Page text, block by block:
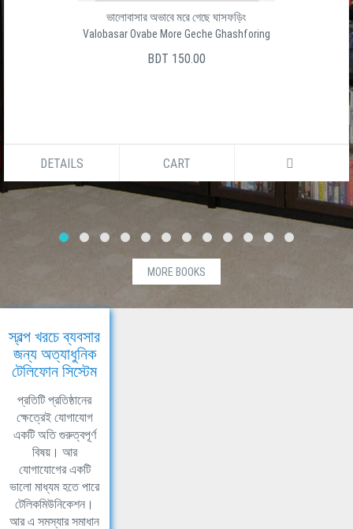
ভালোবাসার অভাবে মরে গেছে ঘাসফড়িং
Valobasar Ovabe More Geche Ghashforing
BDT 150.00
DETAILS CART
MORE BOOKS
স্বল্প খরচে ব্যবসার
জন্য অত্যাধুনিক
টেলিফোন সিস্টেম
প্রতিটি প্রতিষ্ঠানের
ক্ষেত্রেই যোগাযোগ
একটি অতি গুরুত্বপূর্ণ
বিষয়। আর
যোগাযোগের একটি
ভালো মাধ্যম হতে পারে
টেলিকমিউনিকেশন।
আর এ সমস্যার সমাধান